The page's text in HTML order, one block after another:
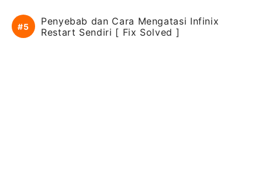
Penyebab dan Cara Mengatasi Infinix
Restart Sendiri [ Fix Solved ]